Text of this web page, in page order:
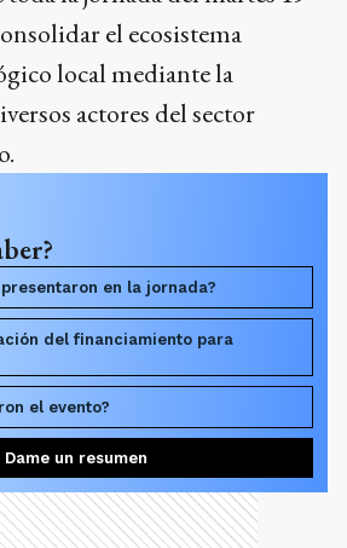
el ecosistema
local mediante la
actores del sector
en la jornada?
del financiamiento para
el evento?
Dame un resumen